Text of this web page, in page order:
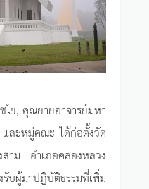
ย, คุณยายอาจารย์มหา
ละหมู่คณะ ได้ก่อตั้งวัด
าม อำเภอคลองหลวง
ผู้มาปฏิบัติธรรมที่เพิ่ม